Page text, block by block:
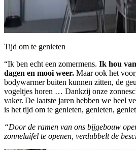
Tijd om te genieten
“Ik ben echt een zomermens. Ik hou
dagen en mooi weer. Maar ook het
bodywarmer buiten kunnen zitten, de
vogeltjes horen … Dankzij onze
vaker. De laatste jaren hebben we heel
is het tijd om te genieten, genieten,
“Door de ramen van ons bijgebouw
zonneluifel te openen, verdubbelt de